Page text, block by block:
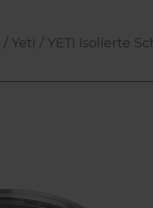
/ Yeti / YETI Isolierte